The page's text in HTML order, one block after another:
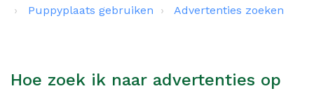
Puppyplaats gebruiken
Advertenties zoeken
Hoe zoek ik naar advertenties op